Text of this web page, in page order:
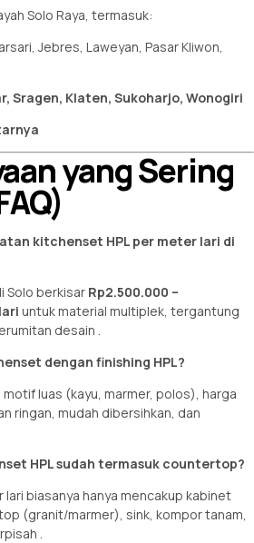
Solo Raya, termasuk:
Jebres, Laweyan, Pasar Kliwon,
Sragen, Klaten, Sukoharjo, Wonogiri
yang Sering
kitchenset HPL per meter lari di
Solo berkisar Rp2.500.000 –
untuk material multiplek, tergantung
desain
dengan finishing HPL?
motif luas (kayu, marmer, polos), harga
ringan, mudah dibersihkan, dan
HPL sudah termasuk countertop?
lari biasanya hanya mencakup kabinet
(granit/marmer), sink, kompor tanam,